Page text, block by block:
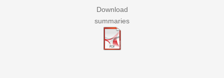
Download
summaries